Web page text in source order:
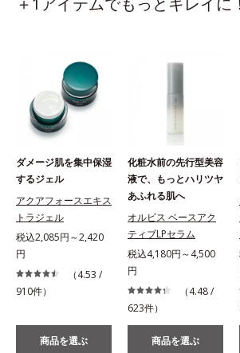
ダメージ肌を集中保湿
するジェル
アクアフォースエキス
トラジェル
税込2,085円～2,420
円
（4.53 /
910件）
商品を選ぶ
化粧水前の先行型美容
液で、もっとハリツヤ
あふれる肌へ
オルビス ベースアク
ティブLPセラム
税込4,180円～4,500
円
（4.48 /
623件）
商品を選ぶ